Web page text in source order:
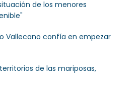
de los menores
Vallecano confía en empezar
de las mariposas,